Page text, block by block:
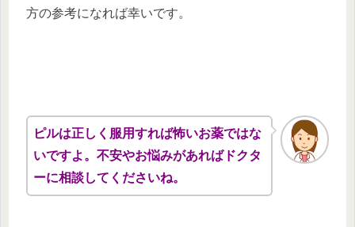
方の参考になれば幸いです。
ピルは正しく服用すれば怖いお薬ではな
いですよ。不安やお悩みがあればドクタ
ーに相談してくださいね。